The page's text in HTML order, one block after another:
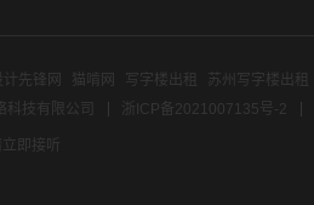
计先锋网 猫啃网 写字楼出租 苏州写字楼出租
技有限公司
浙ICP备2021007135号-2
即接听